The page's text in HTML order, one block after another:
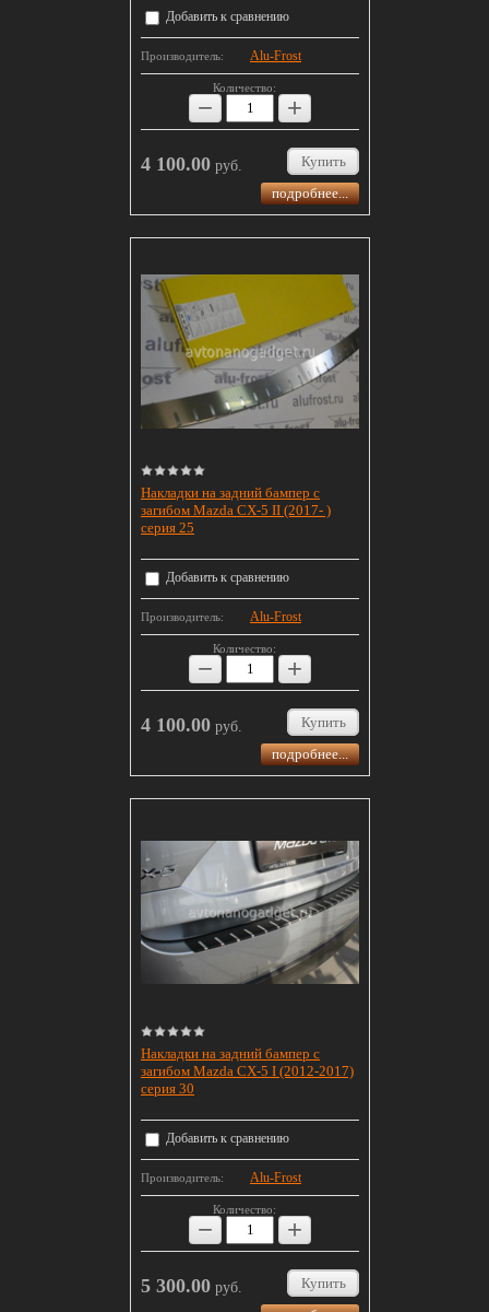
Добавить к сравнению
Производитель: Alu-Frost
Количество:
− +
4 100.00 руб.
Купить
подробнее...
Накладки на задний бампер с
загибом Mazda CX-5 II (2017- )
серия 25
Добавить к сравнению
Производитель: Alu-Frost
Количество:
− +
4 100.00 руб.
Купить
подробнее...
Накладки на задний бампер с
загибом Mazda CX-5 I (2012-2017)
серия 30
Добавить к сравнению
Производитель: Alu-Frost
Количество:
− +
5 300.00 руб.
Купить